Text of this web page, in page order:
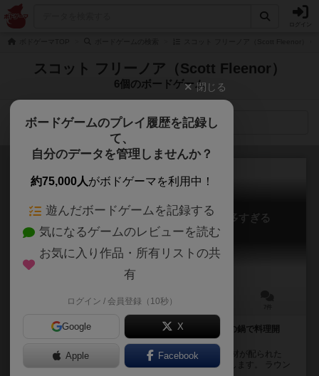
スコット フリーノア（Scott Fleenor）
6個のボードゲーム
検索メニュー
トゥー・メニー・クックス / 料理人が多すぎる
Too Many Cooks
30分前後
異なるスープを作りたいコックたちが集まって、１つの鍋で料理開
始！ 軽めのトリックテイキング
プレイヤーたちは料理人です。 はじめに手札として食材が配られた
ら、手札を見てどのスープを作るか選び、一斉に公開します。 ラウン
閉じる
ボードゲームのプレイ履歴を記録し
て、
自分のデータを管理しませんか？
約75,000人がボドゲーマを利用中！
遊んだボードゲームを記録する
気になるゲームのレビューを読む
お気に入り作品・所有リストの共
有
ログイン / 会員登録（10秒）
Google X
Apple Facebook